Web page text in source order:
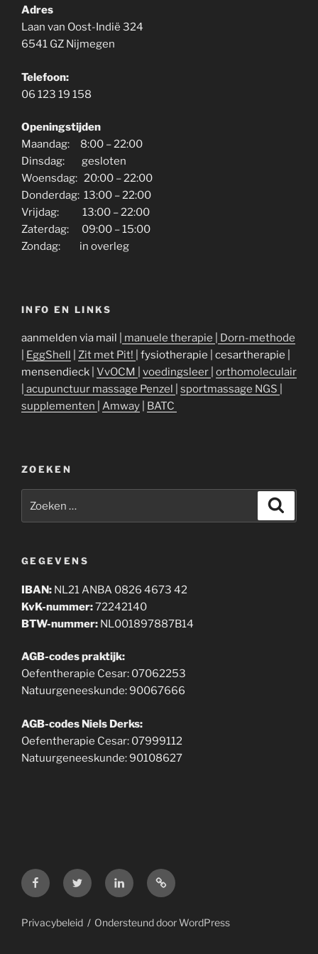
Adres
Laan van Oost-Indië 324
6541 GZ Nijmegen
Telefoon:
06 123 19 158
Openingstijden
Maandag: 8:00 – 22:00
Dinsdag: gesloten
Woensdag: 20:00 – 22:00
Donderdag: 13:00 – 22:00
Vrijdag: 13:00 – 22:00
Zaterdag: 09:00 – 15:00
Zondag: in overleg
INFO EN LINKS
aanmelden via mail | manuele therapie
Dorn-methode
EggShell Zit met Pit!
| fysiotherapie | cesartherapie |
mensendieck | VvOCM voedingsleer orthomoleculair
acupunctuur massage Penzel sportmassage NGS
supplementen
Amway BATC
ZOEKEN
naar:
GEGEVENS
IBAN: NL21 ANBA 0826 4673 42
KvK-nummer:72242140
BTW-nummer: NL001897887B14
AGB-codes praktijk:
Oefentherapie Cesar: 07062253
Natuurgeneeskunde: 90067666
AGB-codes Niels Derks:
Oefentherapie Cesar: 07999112
Natuurgeneeskunde: 90108627
FacebookTwitter LinkedInGoogle
maps
Privacybeleid Ondersteund door WordPress